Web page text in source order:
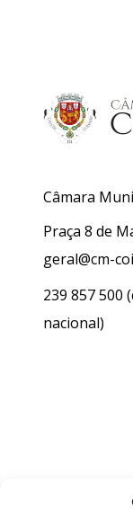
Câmara
Praça 8 de
geral@cm-
239 857 500
nacional)